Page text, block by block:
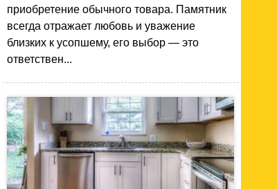
приобретение обычного товара. Памятник
всегда отражает любовь и уважение
близких к усопшему, его выбор — это
ответствен...